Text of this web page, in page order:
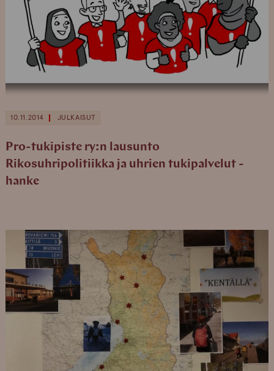
10.11.2014 JULKAISUT
Pro-tukipiste ry:n lausunto
Rikosuhripolitiikka ja uhrien tukipalvelut -
hanke